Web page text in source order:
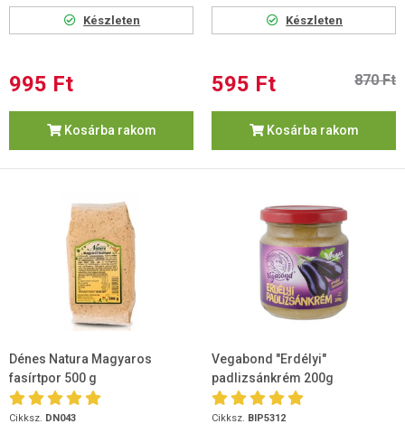
Készleten
995 Ft
Kosárba rakom
Készleten
595 Ft 870 Ft
Kosárba rakom
Dénes Natura Magyaros
fasírtpor 500 g
Cikksz. DN043
Vegabond "Erdélyi"
padlizsánkrém 200g
Cikksz. BIP5312